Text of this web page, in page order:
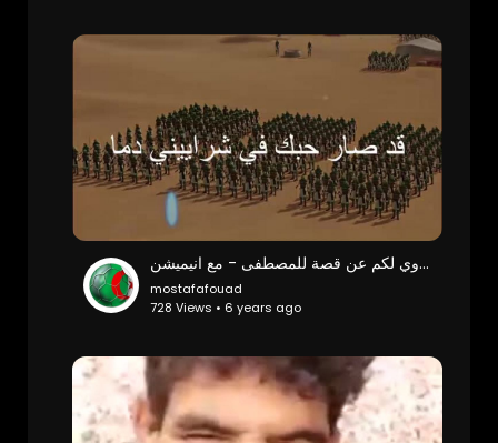
انشودة اروي لكم عن قصة للمصطفى - مع انيميشن
mostafafouad
728 Views • 6 years ago